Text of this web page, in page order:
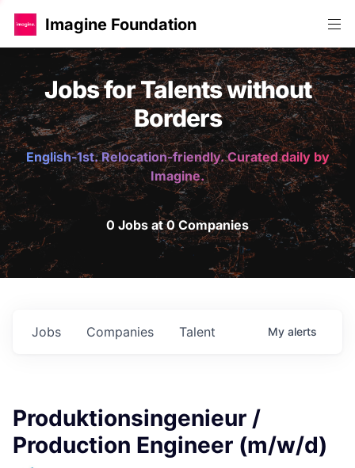
Imagine Foundation
Jobs for Talents without
Borders
English-1st. Relocation-friendly. Curated daily by
Imagine.
0 Jobs at 0 Companies
Jobs Companies Talent My alerts
Produktionsingenieur /
Production Engineer (m/w/d)